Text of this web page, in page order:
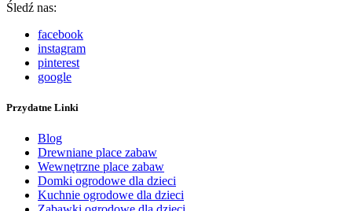
Śledź nas:
facebook
instagram
pinterest
google
Przydatne Linki
Blog
Drewniane place zabaw
Wewnętrzne place zabaw
Domki ogrodowe dla dzieci
Kuchnie ogrodowe dla dzieci